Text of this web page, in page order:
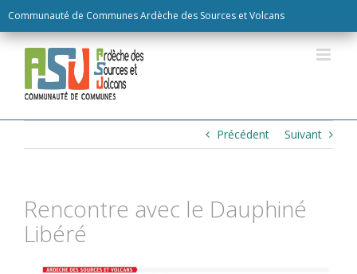
Communauté de Communes Ardèche des Sources et Volcans
to
content
Précédent Suivant
Rencontre avec le Dauphiné
Libéré